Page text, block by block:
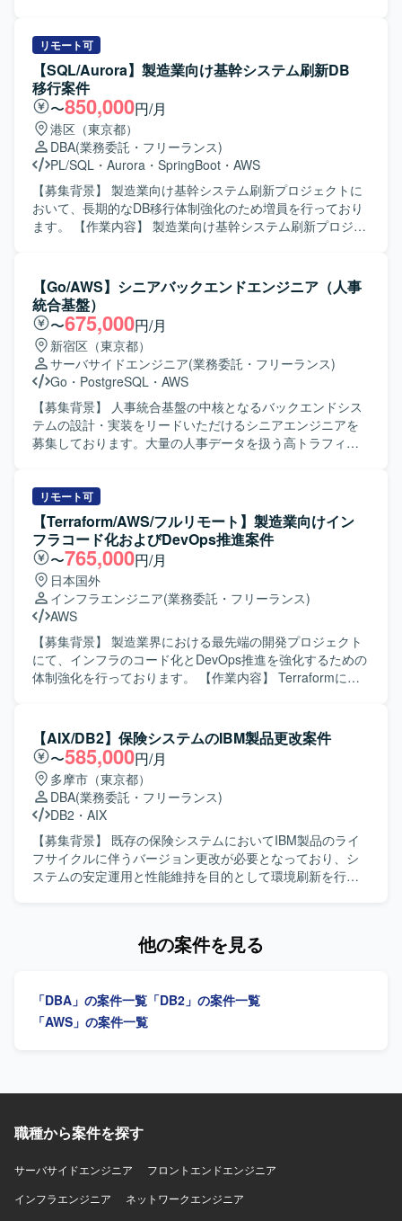
ンの構築や、API、バッチ処理、データ基盤、ストレージ、
監視などを組み合わせたアーキテクチャ設計を行っていた
だきます。 本番運用を想定したモデル管理、デプロイ、監
視、ログ収集、障害対応、性能改善までを一貫して対応し
ていただきます。 CI/CD、IaC、コンテナ等を活用した開
発・運用基盤の整備や、AWS環境における権限・セキュリ
ティ設計もご担当いただきます。 要件整理、アーキテクチ
ャ設計、実装、テスト、運用設計までの一連の工程を推進
していただきます。 【求める人物像】 モデル開発だけでな
く、実運用を見据えたシステム全体の設計・構築ができる
方を求めております。 機械学習、クラウド、アプリケーシ
主体的に進められる方が望ましいです。 長期的な保守性、
拡張性、セキュリティを意識して設計できる方を歓迎いた
します。 【ポジションの魅力】 機械学習モデルの構築にと
どまらず、データ前処理から学習、評価、推論、再学習、
モデル管理、監視、障害対応までを含めたMLシステム全体
の設計・構築に携わることができます。 AWS SageMaker
をはじめとしたクラウドサービスやマイクロサービスを組
み合わせた先進的なアーキテクチャに関わる機会があり、
MLOps やインフラ、セキュリティを含めた横断的なスキル
を高めていただけます。 【開発環境】 AWS 環境（AWS
リモート可
【SQL/Aurora】製造業向け基幹システム刷新DB
移行案件
〜850,000円/月
港区（東京都）
DBA(業務委託・フリーランス)
PL/SQL ・ Aurora ・ SpringBoot ・ AWS
【募集背景】 製造業向け基幹システム刷新プロジェクトに
おいて、長期的なDB移行体制強化のため増員を行っており
ます。 【作業内容】 製造業向け基幹システム刷新プロジェ
グ、データ修正（データクレンジング）、移行ツールの作
成・改修、チューニング対応などを行っていただきます。
また、要件定義からテストまで一貫して携わっていただき
ます。 【求める人物像】 データモデルを正しく理解し、主
体的にデータ移行設計から実装・検証まで対応できる方を
求めております。チームメンバーと協調しながら、責任感
を持って長期的にプロジェクトへ参画いただける方が望ま
しいです。 【ポジションの魅力】 大規模な基幹システム刷
新プロジェクトにおいて、DB移行領域を上流からテストま
で一貫して担当できるため、データ移行に関するスキルを
むことができます。 【開発環境】 DBはAWS
Aurora（MySQL/PostgreSQL）を利用し、サーバーサイド
はJava（Springboot）やHibernateを用いて開発しておりま
す。フロントエンドはReact（Next）およびTypeScriptを採
用しており、ソースコード管理にはGithub、コミュニケー
ションにはSlackやMicrosoftTeamsを使用しております。
【Go/AWS】シニアバックエンドエンジニア（人事
統合基盤）
〜675,000円/月
新宿区（東京都）
サーバサイドエンジニア(業務委託・フリーランス)
Go ・ PostgreSQL ・ AWS
【募集背景】 人事統合基盤の中核となるバックエンドシス
テムの設計・実装をリードいただけるシニアエンジニアを
募集しております。大量の人事データを扱う高トラフィッ
のバックエンドAPI設計・実装（高トラフィック・大規模デ
ータ対応）を行っていただきます。Webhookなどの到達保
証を伴う非同期連携を含むマイクロサービス間連携の設
計・実装を担当していただきます。SQSやEventBridgeなど
を用いたメッセージキュー・イベント駆動アーキテクチャ
の導入を進めていただきます。10万件規模のCSV入出力な
ど、大量データを扱う非同期Worker構成の設計・実装を行
っていただきます。AWS環境におけるECS、RDS、
ElastiCache、SQSなどを利用したインフラ構築・運用を担
当していただきます。パフォーマンスチューニングや負荷
試験の実施、社員エンジニアへのアーキテクチャ説明や技
す。アーキテクチャの意図や設計判断をわかりやすく説
明・展開できる方を歓迎いたします。トレードオフを整理
しながら現実的な意思決定ができる方や、初期フェーズか
ら長期運用を見据えた拡張性ある設計ができる方にご参画
いただきたいと考えております。 【ポジションの魅力】 高
トラフィックかつ大量データを扱う人事統合基盤の中核シ
ステムにおいて、アーキテクチャ設計から実装、運用まで
一貫して携わることができます。マイクロサービス間連携
やイベント駆動アーキテクチャなどの先進的な技術要素を
境】 言語はGoを使用いたします。インフラはAWS上で構築
スはRDB（PostgreSQLやAurora MySQLなど）およびRedis
を用いて構成されております。GitHub、Slack、Backlogな
リモート可
【Terraform/AWS/フルリモート】製造業向けイン
フラコード化およびDevOps推進案件
〜765,000円/月
日本国外
インフラエンジニア(業務委託・フリーランス)
AWS
【募集背景】 製造業界における最先端の開発プロジェクト
にて、インフラのコード化とDevOps推進を強化するための
体制強化を行っております。 【作業内容】 Terraformによ
ード作成およびコードレビュー対応、Terraformのアプライ
作業と、それに伴う関係各所への連携・通知・調整を実施
していただきます。 また、CI/CDおよび評価運用の仕組み
化として、開発・運用基盤における効率的なCIプロセスの
設計および実装、開発環境（コードエディター）の整備と
ドキュメント化、クラウド上のWeb操作からコードエディ
ターへの移行に伴う拡張機能やツールの設定・検証、手順
書や仕様書の作成・アップデートのサポートを行っていた
だきます。 【求める人物像】 インフラのコード化や
触れながら、大手製造業向けの影響力の大きい基盤開発に
DevOpsの推進者として開発全体の仕組みづくりを主導して
いただけます。 【開発環境】 Terraformを用いたインフラ
【AIX/DB2】保険システムのIBM製品更改案件
〜585,000円/月
多摩市（東京都）
DBA(業務委託・フリーランス)
DB2 ・ AIX
【募集背景】 既存の保険システムにおいてIBM製品のライ
フサイクルに伴うバージョン更改が必要となっており、シ
ステムの安定運用と性能維持を目的として環境刷新を行う
案、移行手順の整理、検証環境での動作確認、本番環境へ
の見直し、移行後の動作確認も含まれます。 【求める人物
像】 AIXおよびDB2に関する知見を活かしつつ、システム全
解決に向けて粘り強く取り組める方が望ましいです。 【ポ
の基盤更改に携わることで、大規模システムにおけるDB2
HADR構成でのバージョンアップや移行ノウハウを習得でき
ます。AIX環境下での実務経験をさらに深められるほか、今
後の類似プロジェクトでも応用可能な知見を得られるポジ
ションです。 【開発環境】 AIX上で稼働するDB2環境を対
他の案件を見る
「DBA」の案件一覧 「DB2」の案件一覧
「AWS」の案件一覧
職種から案件を探す
サーバサイドエンジニア
フロントエンドエンジニア
インフラエンジニア
ネットワークエンジニア